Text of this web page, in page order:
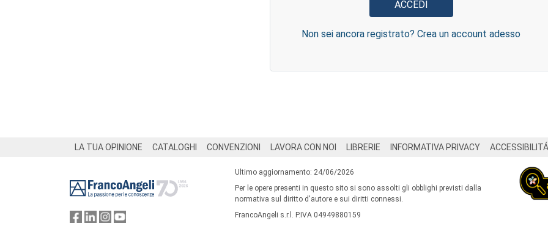
Non sei ancora registrato? Crea un account adesso
LA TUA OPINIONE CATALOGHI CONVENZIONI LAVORA CON NOI LIBRERIE INFORMATIVA PRIVACY ACCESSIBILITÁ
Ultimo aggiornamento: 24/06/2026
Per le opere presenti in questo sito si sono assolti gli obblighi previsti dalla
normativa sul diritto d'autore e sui diritti connessi.
FrancoAngeli s.r.l. P.IVA 04949880159